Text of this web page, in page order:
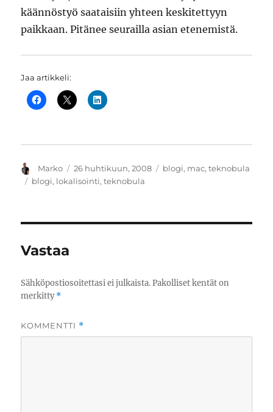
käännöstyö saataisiin yhteen keskitettyyn
paikkaan. Pitänee seurailla asian etenemistä.
Jaa artikkeli:
Kirjoittaja
Marko Julkaistu
26 huhtikuun, 2008 Kategoriat
blogi, mac,teknobula
Avainsanat
blogi, lokalisointi,teknobula
Vastaa
Sähköpostiosoitettasi ei julkaista. Pakolliset kentät on
merkitty*
KOMMENTTI *